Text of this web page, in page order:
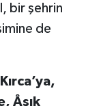
bir şehrin
de
Âşık